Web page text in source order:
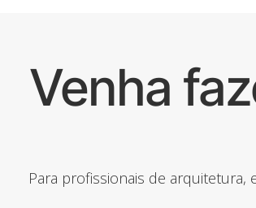
Venha
Para profissionais de